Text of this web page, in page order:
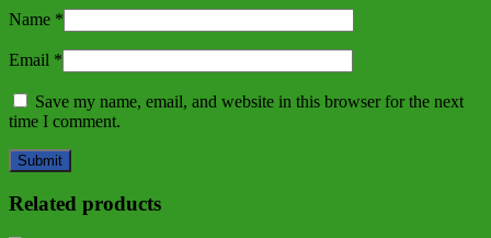
Name *
Email *
Save my name, email, and website in this browser for the next
time I comment.
Related products